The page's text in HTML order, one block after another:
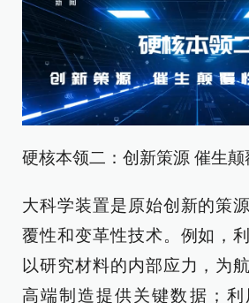
硬核本领二：创新策源 催生
大科学装置是原始创新的策
覆性和变革性技术。例如，
以研究材料的内部应力，为
高端制造提供关键数据；